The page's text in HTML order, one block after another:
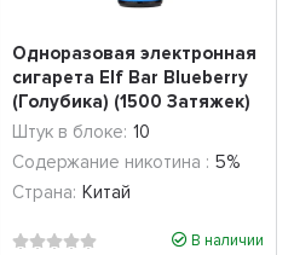
Одноразовая электронная
сигарета Elf Bar Blueberry
(Голубика) (1500 Затяжек)
Штук в блоке: 10
Содержание никотина : 5%
Страна: Китай
В наличии